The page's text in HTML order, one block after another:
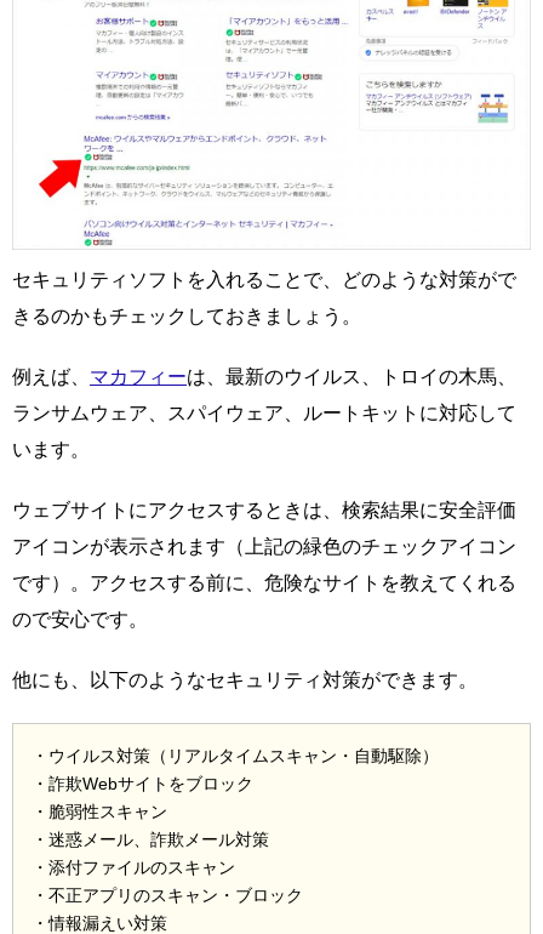
セキュリティソフトを入れることで、どのような対策がで
きるのかもチェックしておきましょう。
例えば、 マカフィーは、最新のウイルス、トロイの木馬、
ランサムウェア、スパイウェア、ルートキットに対応して
います。
ウェブサイトにアクセスするときは、検索結果に安全評価
アイコンが表示されます（上記の緑色のチェックアイコン
です）。アクセスする前に、危険なサイトを教えてくれる
ので安心です。
他にも、以下のようなセキュリティ対策ができます。
・ウイルス対策（リアルタイムスキャン・自動駆除）
・詐欺Webサイトをブロック
・脆弱性スキャン
・迷惑メール、詐欺メール対策
・添付ファイルのスキャン
・不正アプリのスキャン・ブロック
・情報漏えい対策